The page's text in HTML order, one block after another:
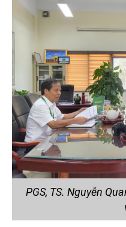
PGS, TS. Nguyễn